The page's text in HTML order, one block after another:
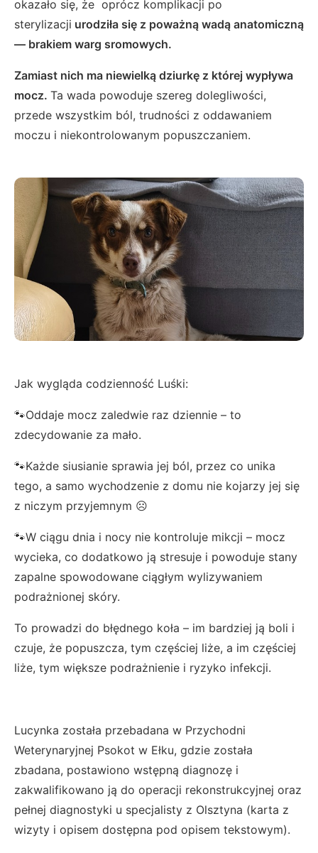
okazało się, że oprócz komplikacji po
sterylizacji urodziła się z poważną wadą anatomiczną
— brakiem warg sromowych.
Zamiast nich ma niewielką dziurkę z której wypływa
mocz. Ta wada powoduje szereg dolegliwości,
przede wszystkim ból, trudności z oddawaniem
moczu i niekontrolowanym popuszczaniem.
Jak wygląda codzienność Luśki:
🐾Oddaje mocz zaledwie raz dziennie – to
zdecydowanie za mało.
🐾Każde siusianie sprawia jej ból, przez co unika
tego, a samo wychodzenie z domu nie kojarzy jej się
z niczym przyjemnym ☹️
🐾W ciągu dnia i nocy nie kontroluje mikcji – mocz
wycieka, co dodatkowo ją stresuje i powoduje stany
zapalne spowodowane ciągłym wylizywaniem
podrażnionej skóry.
To prowadzi do błędnego koła – im bardziej ją boli i
czuje, że popuszcza, tym częściej liże, a im częściej
liże, tym większe podrażnienie i ryzyko infekcji.
Lucynka została przebadana w Przychodni
Weterynaryjnej Psokot w Ełku, gdzie została
zbadana, postawiono wstępną diagnozę i
zakwalifikowano ją do operacji rekonstrukcyjnej oraz
pełnej diagnostyki u specjalisty z Olsztyna (karta z
wizyty i opisem dostępna pod opisem tekstowym).